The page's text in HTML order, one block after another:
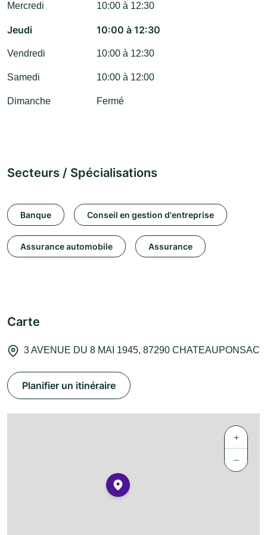
Mercredi 10:00 à 12:30
Jeudi 10:00 à 12:30
Vendredi 10:00 à 12:30
Samedi 10:00 à 12:00
Dimanche Fermé
Secteurs / Spécialisations
Banque Conseil en gestion d'entreprise
Assurance automobile Assurance
Carte
3 AVENUE DU 8 MAI 1945, 87290 CHATEAUPONSAC
Planifier un itinéraire
+
−